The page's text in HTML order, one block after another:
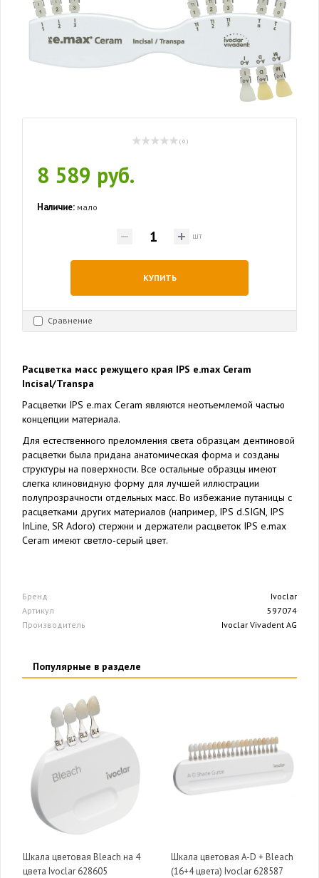
( 0 )
8 589 руб.
Наличие: мало
шт
КУПИТЬ
Сравнение
Расцветка масс режущего края IPS e.max Ceram
Incisal/Transpa
Расцветки IPS e.max Ceram являются неотъемлемой частью
концепции материала.
Для естественного преломления света образцам дентиновой
расцветки была придана анатомическая форма и созданы
структуры на поверхности. Все остальные образцы имеют
слегка клиновидную форму для лучшей иллюстрации
полупрозрачности отдельных масс. Во избежание путаницы с
расцветками других материалов (например, IPS d.SIGN, IPS
InLine, SR Adoro) стержни и держатели расцветок IPS e.max
Ceram имеют светло-серый цвет.
Бренд
Ivoclar
Артикул
597074
Производитель
Ivoclar Vivadent AG
Популярные в разделе
Шкала цветовая Bleach на 4
цвета Ivoclar 628605
Шкала цветовая A-D + Bleach
(16+4 цвета) Ivoclar 628587